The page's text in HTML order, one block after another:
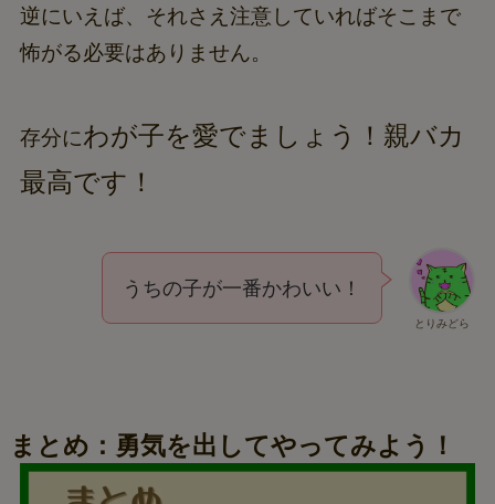
逆にいえば、それさえ注意していればそこまで
怖がる必要はありません。
存分にわが子を愛でましょう！親バカ
最高です！
とりみどら
うちの子が一番かわいい！
まとめ：勇気を出してやってみよう！